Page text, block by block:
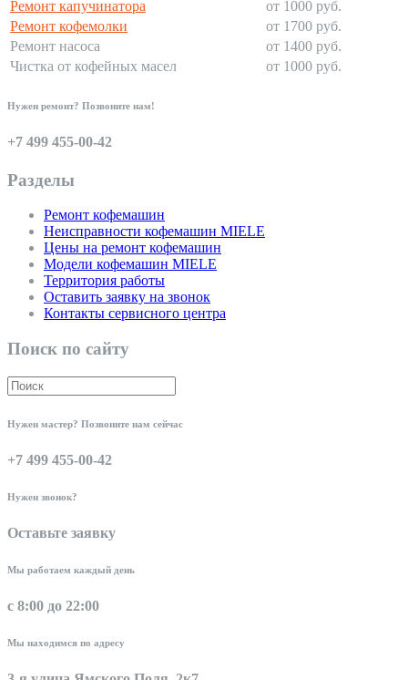
Ремонт капучинатора
от 1000 руб.
Ремонт кофемолки
от 1700 руб.
Ремонт насоса
от 1400 руб.
Чистка от кофейных масел
от 1000 руб.
Нужен ремонт? Позвоните нам!
+7 499 455-00-42
Разделы
Ремонт кофемашин
Неисправности кофемашин MIELE
Цены на ремонт кофемашин
Модели кофемашин MIELE
Территория работы
Оставить заявку на звонок
Контакты сервисного центра
Поиск по сайту
Нужен мастер? Позвоните нам сейчас
+7 499 455-00-42
Нужен звонок?
Оставьте заявку
Мы работаем каждый день
с 8:00 до 22:00
Мы находимся по адресу